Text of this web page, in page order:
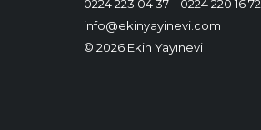
0224 223 04 37
0224 220 16 72
info@ekinyayinevi.com
© 2026 Ekin Yayınevi